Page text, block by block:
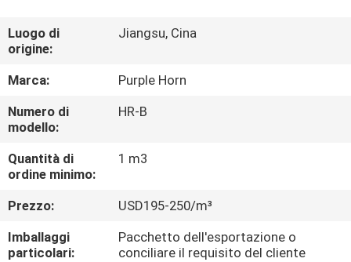
NOI
GIRO
DELLA
FABBRICA
CONTROLLO
DI
QUALITÀ
Luogo di
origine:
Jiangsu, Cina
Marca:
Purple Horn
Numero di
modello:
HR-B
Quantità di
ordine minimo:
1 m3
Prezzo:
USD195-250/m³
Imballaggi
particolari:
Pacchetto dell'esportazione o
conciliare il requisito del cliente